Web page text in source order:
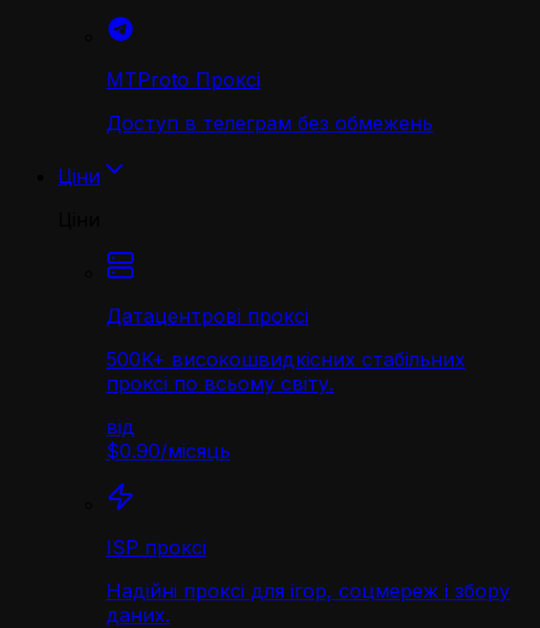
MTProto Проксі
Доступ в телеграм без обмежень
Ціни
Датацентрові проксі
500K+ високошвидкісних стабільних
проксі по всьому світу.
від
$0.90/місяць
ISP проксі
Надійні проксі для ігор, соцмереж і збору
даних.